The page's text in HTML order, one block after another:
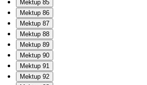
Mektup 85
Mektup 86
Mektup 87
Mektup 88
Mektup 89
Mektup 90
Mektup 91
Mektup 92